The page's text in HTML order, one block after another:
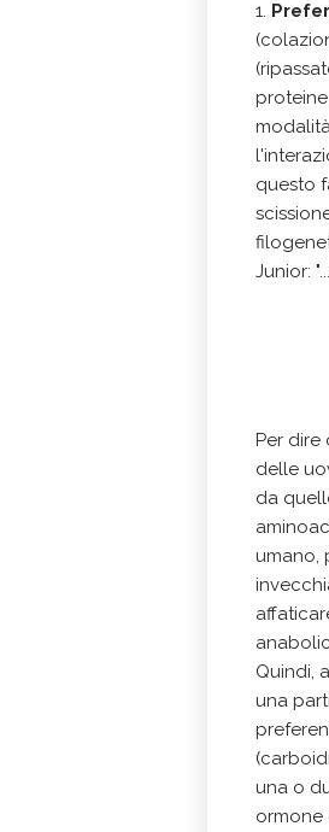
1.
questo
Junior:
Per
delle
da
umano,
Quindi,
una
una o
ormone